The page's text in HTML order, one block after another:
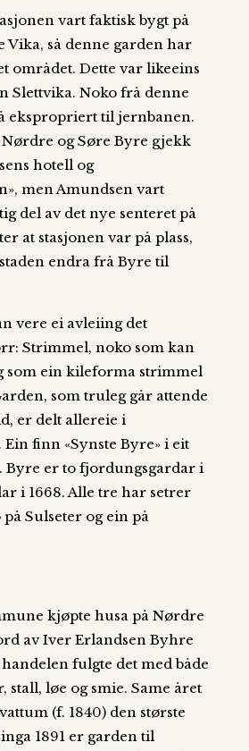
vart faktisk bygt på
Vika, så denne garden har
området. Dette var likeeins
Slettvika. Noko frå denne
ekspropriert til jernbanen.
og Søre Byre gjekk
hotell og
men Amundsen vart
del av det nye senteret på
at stasjonen var på plass,
endra frå Byre til
vere ei avleiing det
Strimmel, noko som kan
som ein kileforma strimmel
som truleg går attende
er delt allereie i
finn «Synste Byre» i eit
Byre er to fjordungsgardar i
i 1668. Alle tre har setrer
Sulseter og ein på
kjøpte husa på Nørdre
av Iver Erlandsen Byhre
handelen fulgte det med både
stall, løe og smie. Same året
(f. 1840) den største
1891 er garden til